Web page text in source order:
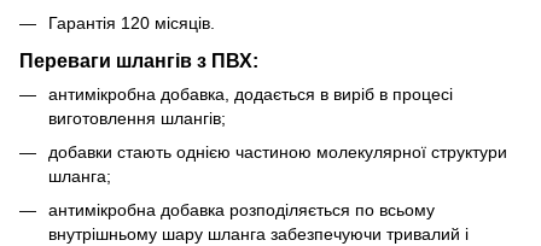
Гарантія 120 місяців.
Переваги шлангів з ПВХ:
антимікробна добавка, додається в виріб в процесі
виготовлення шлангів;
добавки стають однією частиною молекулярної структури
шланга;
антимікробна добавка розподіляється по всьому
внутрішньому шару шланга забезпечуючи тривалий і